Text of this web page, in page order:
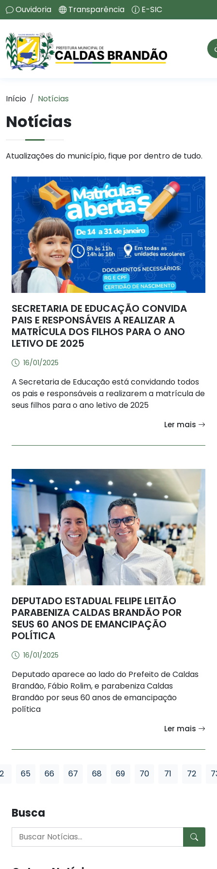
Ouvidoria Transparência E-SIC
Início Notícias
Notícias
Atualizações do município, fique por dentro de tudo.
SECRETARIA DE EDUCAÇÃO CONVIDA
PAIS E RESPONSÁVEIS A REALIZAR A
MATRÍCULA DOS FILHOS PARA O ANO
LETIVO DE 2025
16/01/2025
A Secretaria de Educação está convidando todos
os pais e responsáveis a realizarem a matrícula de
seus filhos para o ano letivo de 2025
Ler mais
DEPUTADO ESTADUAL FELIPE LEITÃO
PARABENIZA CALDAS BRANDÃO POR
SEUS 60 ANOS DE EMANCIPAÇÃO
POLÍTICA
16/01/2025
Deputado aparece ao lado do Prefeito de Caldas
Brandão, Fábio Rolim, e parabeniza Caldas
Brandão por seus 60 anos de emancipação
política
Ler mais
2 65 66 67 68 69 70 71 72
Busca